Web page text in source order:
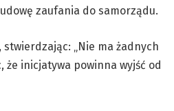
zaufania do samorządu.
„Nie ma żadnych
że inicjatywa powinna wyjść od